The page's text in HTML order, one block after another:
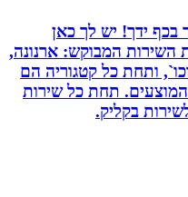
ידך! יש לך כאן
המבוקש: ארנונה,
ותחת כל קטגוריה הם
תחת כל שירות
בקליק.